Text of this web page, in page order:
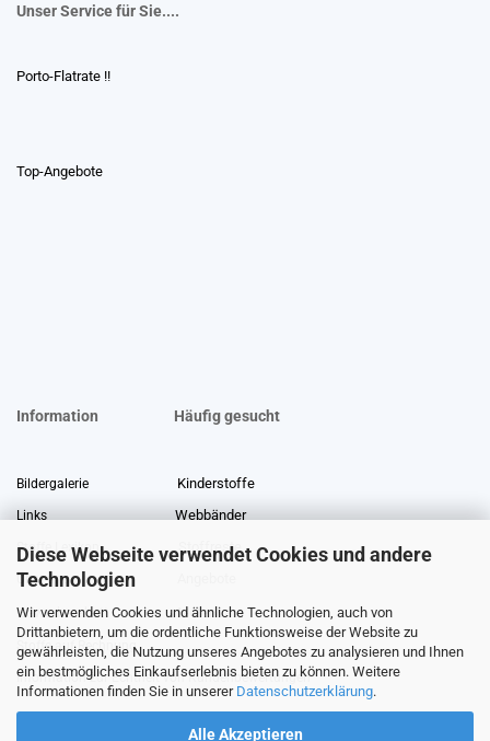
Diese Webseite verwendet Cookies und andere
Technologien
Wir verwenden Cookies und ähnliche Technologien, auch von
Drittanbietern, um die ordentliche Funktionsweise der Website zu
gewährleisten, die Nutzung unseres Angebotes zu analysieren und Ihnen
ein bestmögliches Einkaufserlebnis bieten zu können. Weitere
Informationen finden Sie in unserer Datenschutzerklärung.
Alle Akzeptieren
Unser Service für Sie....
Porto-Flatrate !!
Top-Angebote
Information Häufig gesucht
Bildergalerie Kinderstoffe
Links Webbänder
Stoffe Lexikon Stoffreste
Über uns
Gewerberabatt Meterware
Stoffe auf Rechnung
Information zur Echtheit von Kundenbewertungen